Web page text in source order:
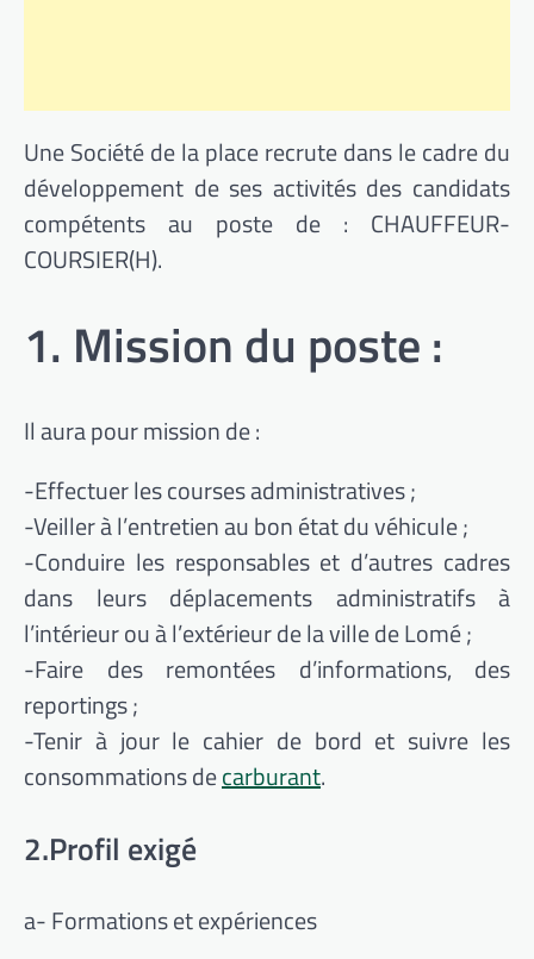
Une Société de la place recrute dans le cadre du
développement de ses activités des candidats
compétents au poste de : CHAUFFEUR-
COURSIER(H).
1. Mission du poste :
Il aura pour mission de :
-Effectuer les courses administratives ;
-Veiller à l’entretien au bon état du véhicule ;
-Conduire les responsables et d’autres cadres
dans leurs déplacements administratifs à
l’intérieur ou à l’extérieur de la ville de Lomé ;
-Faire des remontées d’informations, des
reportings ;
-Tenir à jour le cahier de bord et suivre les
consommations decarburant.
2.Profil exigé
a- Formations et expériences